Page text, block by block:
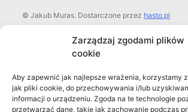
Zarządzaj zgodami plików
cookie
Aby zapewnić jak najlepsze wrażenia, korzystamy
jak pliki cookie, do przechowywania i/lub
informacji o urządzeniu. Zgoda na te technologie
przetwarzać dane, takie jak zachowanie podczas
© Jakub Muras. Dostarczone przez hasto.pl
Instagram
YouTube